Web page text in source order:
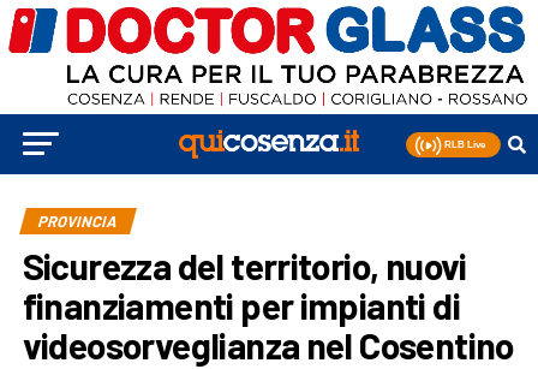
PROVINCIA
Sicurezza del territorio, nuovi
finanziamenti per impianti di
videosorveglianza nel Cosentino